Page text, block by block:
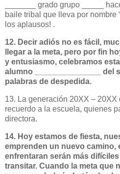
_______ grado grupo _____
baile tribal que lleva por nombre
los aplausos! .
12. Decir adiós no es fácil,
llegar a la meta, pero por fin
y entusiasmo, celebramos
alumno _______________ del
palabras de despedida.
13. La generación 20XX –
recuerdo a la escuela, quienes
directora.
14. Hoy estamos de fiesta,
emprenden un nuevo camino,
enfrentaran serán más
transitar. Cuando la meta que